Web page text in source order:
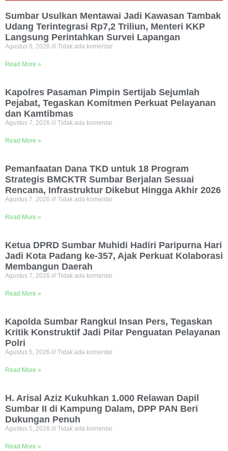
Sumbar Usulkan Mentawai Jadi Kawasan Tambak
Udang Terintegrasi Rp7,2 Triliun, Menteri KKP
Langsung Perintahkan Survei Lapangan
Agustus 8, 2026 Tidak ada komentar
Read More »
Kapolres Pasaman Pimpin Sertijab Sejumlah
Pejabat, Tegaskan Komitmen Perkuat Pelayanan
dan Kamtibmas
Agustus 7, 2026 Tidak ada komentar
Read More »
Pemanfaatan Dana TKD untuk 18 Program
Strategis BMCKTR Sumbar Berjalan Sesuai
Rencana, Infrastruktur Dikebut Hingga Akhir 2026
Agustus 7, 2026 Tidak ada komentar
Read More »
Ketua DPRD Sumbar Muhidi Hadiri Paripurna Hari
Jadi Kota Padang ke-357, Ajak Perkuat Kolaborasi
Membangun Daerah
Agustus 7, 2026 Tidak ada komentar
Read More »
Kapolda Sumbar Rangkul Insan Pers, Tegaskan
Kritik Konstruktif Jadi Pilar Penguatan Pelayanan
Polri
Agustus 5, 2026 Tidak ada komentar
Read More »
H. Arisal Aziz Kukuhkan 1.000 Relawan Dapil
Sumbar II di Kampung Dalam, DPP PAN Beri
Dukungan Penuh
Agustus 5, 2026 Tidak ada komentar
Read More »